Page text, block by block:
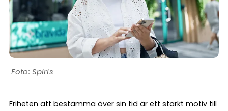
Spiris
Friheten att bestämma över sin tid är ett starkt motiv till